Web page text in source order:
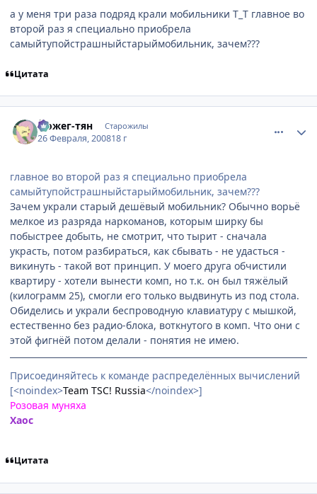
а у меня три раза подряд крали мобильники Т_Т главное во
второй раз я специально приобрела
самыйтупойстрашныйстарыймобильник, зачем???
Цитата
Йожег-тян Старожилы
26 Февраля, 200818 г
главное во второй раз я специально приобрела
самыйтупойстрашныйстарыймобильник, зачем???
Зачем украли старый дешёвый мобильник? Обычно ворьё
мелкое из разряда наркоманов, которым ширку бы
побыстрее добыть, не смотрит, что тырит - сначала
украсть, потом разбираться, как сбывать - не удасться -
викинуть - такой вот принцип. У моего друга обчистили
квартиру - хотели вынести комп, но т.к. он был тяжёлый
(килограмм 25), смогли его только выдвинуть из под стола.
Обиделись и украли беспроводную клавиатуру с мышкой,
естественно без радио-блока, воткнутого в комп. Что они с
этой фигнёй потом делали - понятия не имею.
Присоединяйтесь к команде распределённых вычислений
[<noindex>Team TSC! Russia</noindex>]
Розовая муняха
Хаос
Цитата